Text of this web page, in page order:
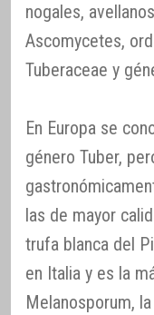
nogales,
Ascomycetes,
Tuberaceae y
En Europa se
género Tuber,
las de mayor
trufa blanca del
en Italia y es la
Melanosporum, la